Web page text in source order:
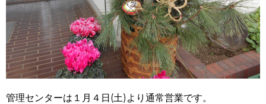
管理センターは１月４日(土)より通常営業です。